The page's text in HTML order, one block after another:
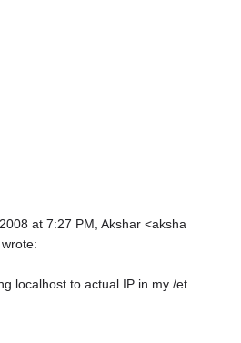
at 7:27 PM, Akshar <aksha
localhost to actual IP in my /et